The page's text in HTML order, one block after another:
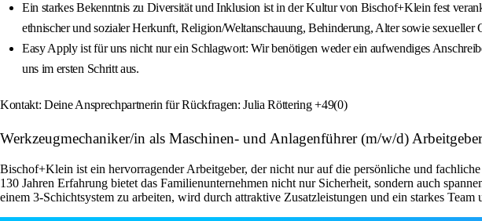
Ein starkes Bekenntnis zu Diversität und Inklusion ist in der Kultur von Bischof+Klein fest
ethnischer und sozialer Herkunft, Religion/Weltanschauung, Behinderung, Alter sowie sexueller
Easy Apply ist für uns nicht nur ein Schlagwort: Wir benötigen weder ein aufwendiges
uns im ersten Schritt aus.
Kontakt: Deine Ansprechpartnerin für Rückfragen: Julia Röttering +49(0)
Werkzeugmechaniker/in als Maschinen- und Anlagenführer (m/w/d)
Bischof+Klein ist ein hervorragender Arbeitgeber, der nicht nur auf die persönliche und
130 Jahren Erfahrung bietet das Familienunternehmen nicht nur Sicherheit, sondern auch
einem 3-Schichtsystem zu arbeiten, wird durch attraktive Zusatzleistungen und ein starkes